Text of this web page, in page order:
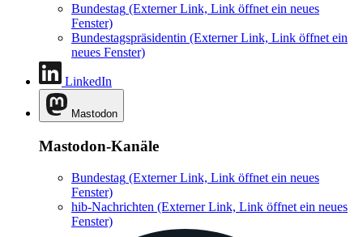
Bundestag (Externer Link, Link öffnet ein neues
Fenster)
Bundestagspräsidentin (Externer Link, Link öffnet ein
neues Fenster)
LinkedIn
Mastodon
Mastodon-Kanäle
Bundestag (Externer Link, Link öffnet ein neues
Fenster)
hib-Nachrichten (Externer Link, Link öffnet ein neues
Fenster)